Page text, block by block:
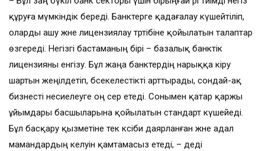
құруға мүмкіндік береді. Банктерге қадағалау күшейтіліп,
оларды ашу және лицензиялау тәртібіне қойылатын талаптар
өзгереді. Негізгі бастаманың бірі – базалық банктік
лицензияны енгізу. Бұл жаңа банк­тердің нарыққа кіру
шартын жеңілдетіп, бәсекелестікті арттырады, сондай-ақ
бизнесті несиелеуге оң әсер етеді. Сонымен қатар қаржы
ұйымдары басшыларына қойылатын стандарт күшейеді.
Бұл басқару қызметіне тек кәсіби даярлан­ған және адал
мамандардың келуін қамтамасыз етеді, – деді